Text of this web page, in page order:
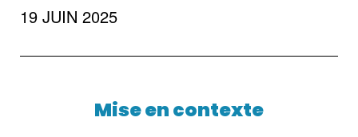
19 JUIN 2025
Mise en contexte